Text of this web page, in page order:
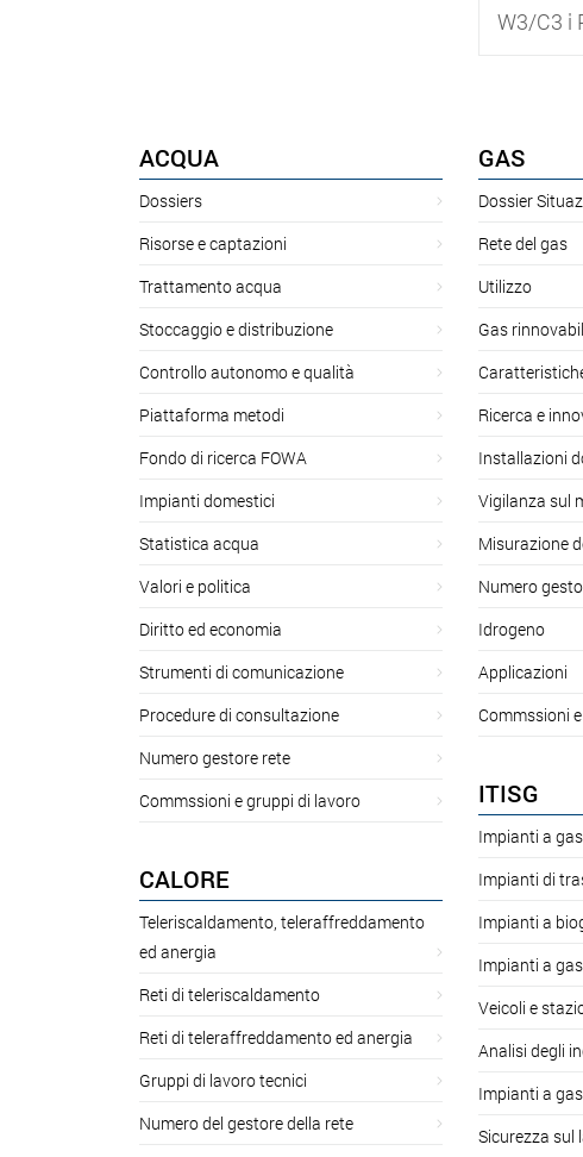
W3/C3 i
ACQUA
Dossiers
Risorse e captazioni
Trattamento acqua
Stoccaggio e distribuzione
Controllo autonomo e qualità
Piattaforma metodi
Fondo di ricerca FOWA
Impianti domestici
Statistica acqua
Valori e politica
Diritto ed economia
Strumenti di comunicazione
Procedure di consultazione
Numero gestore rete
Commssioni e gruppi di lavoro
CALORE
Teleriscaldamento, teleraffreddamento
ed anergia
Reti di teleriscaldamento
Reti di teleraffreddamento ed anergia
Gruppi di lavoro tecnici
Numero del gestore della rete
GAS
Dossier
Rete del gas
Utilizzo
Gas
Ricerca e
Installazioni
Vigilanza sul
Misurazione
Numero
Idrogeno
Applicazioni
Commssioni
ITISG
Impianti a
Impianti di
Impianti a
Impianti a
Veicoli e
Analisi degli
Impianti a
Sicurezza sul